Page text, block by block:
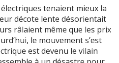
tenaient mieux la
décote lente désorientait
râlaient même que les prix
le mouvement s’est
est devenu le vilain